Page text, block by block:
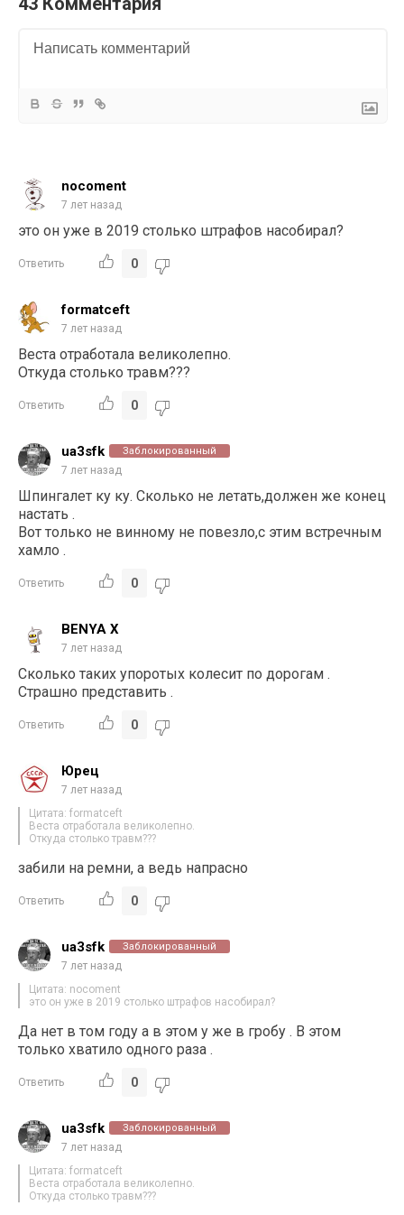
nocoment
7 лет назад
это он уже в 2019 столько штрафов насобирал?
Ответить 0
formatceft
7 лет назад
Веста отработала великолепно.
Откуда столько травм???
Ответить 0
ua3sfk Заблокированный
7 лет назад
Шпингалет ку ку. Сколько не летать,должен же конец
настать .
Вот только не винному не повезло,с этим встречным
хамло .
Ответить 0
BENYA X
7 лет назад
Сколько таких упоротых колесит по дорогам .
Страшно представить .
Ответить 0
Юрец
7 лет назад
Цитата: formatceft
Веста отработала великолепно.
Откуда столько травм???
забили на ремни, а ведь напрасно
Ответить 0
ua3sfk Заблокированный
7 лет назад
Цитата: nocoment
это он уже в 2019 столько штрафов насобирал?
Да нет в том году а в этом у же в гробу . В этом
только хватило одного раза .
Ответить 0
ua3sfk Заблокированный
7 лет назад
Цитата: formatceft
Веста отработала великолепно.
Откуда столько травм???